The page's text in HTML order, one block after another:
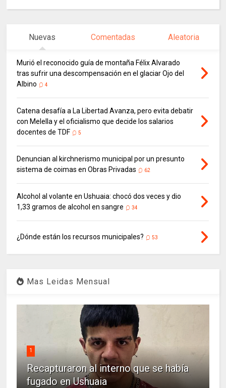
Nuevas Comentadas Aleatoria
Murió el reconocido guía de montaña Félix Alvarado
tras sufrir una descompensación en el glaciar Ojo del
Albino
4
Catena desafía a La Libertad Avanza, pero evita debatir
con Melella y el oficialismo que decide los salarios
docentes de TDF
5
Denuncian al kirchnerismo municipal por un presunto
sistema de coimas en Obras Privadas
62
Alcohol al volante en Ushuaia: chocó dos veces y dio
1,33 gramos de alcohol en sangre
34
¿Dónde están los recursos municipales? 53
Mas Leidas Mensual
1
Recapturaron al interno que se había
fugado en Ushuaia